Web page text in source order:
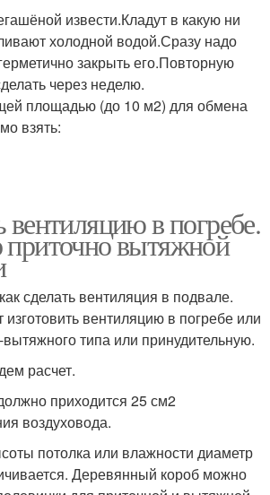
извести.Кладут в какую ни
холодной водой.Сразу надо
закрыть его.Повторную
через неделю.
площадью (до 10 м2) для обмена
взять:
вентиляцию в погребе.
приточно вытяжной
сделать вентиляция в подвале.
вентиляцию в погребе или
типа или принудительную.
расчет.
приходится 25 см2
воздуховода.
потолка или влажности диаметр
Деревянный короб можно